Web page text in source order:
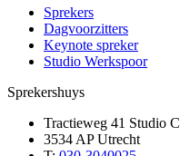
Sprekers
Dagvoorzitters
Keynote spreker
Studio Werkspoor
Sprekershuys
Tractieweg 41 Studio C
3534 AP Utrecht